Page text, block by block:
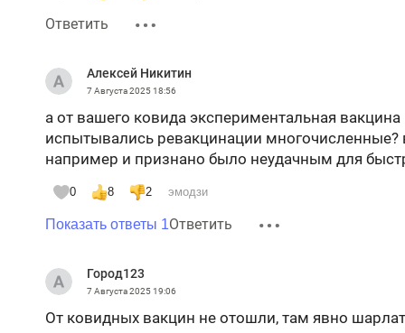
Ответить
Алексей Никитин
7 Августа 202518:56
а от вашего ковида экспериментальная
испытывались ревакцинации
например и признано было неудачным для
0 8 2 эмодзи
Показать ответы 1Ответить
Город123
7 Августа 202519:06
От ковидных вакцин не отошли, там явно